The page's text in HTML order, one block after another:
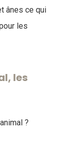
ânes ce qui
les
les
?